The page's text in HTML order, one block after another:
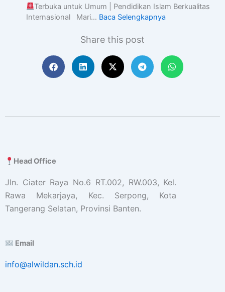
Terbuka untuk Umum | Pendidikan Islam Berkualitas
Internasional Mari… Baca Selengkapnya
Share this post
Head Office
Jln. Ciater Raya No.6 RT.002, RW.003, Kel.
Rawa Mekarjaya, Kec. Serpong, Kota
Tangerang Selatan, Provinsi Banten.
Email
info@alwildan.sch.id